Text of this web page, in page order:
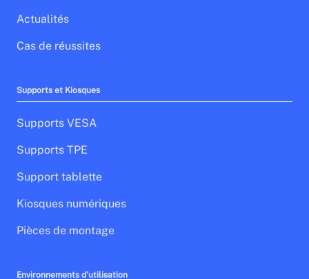
Actualités
Cas de réussites
Supports et Kiosques
Supports VESA
Supports TPE
Support tablette
Kiosques numériques
Pièces de montage
Environnements d'utilisation